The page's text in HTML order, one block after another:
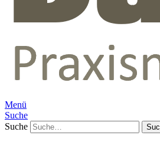
Menü
Suche
Suche